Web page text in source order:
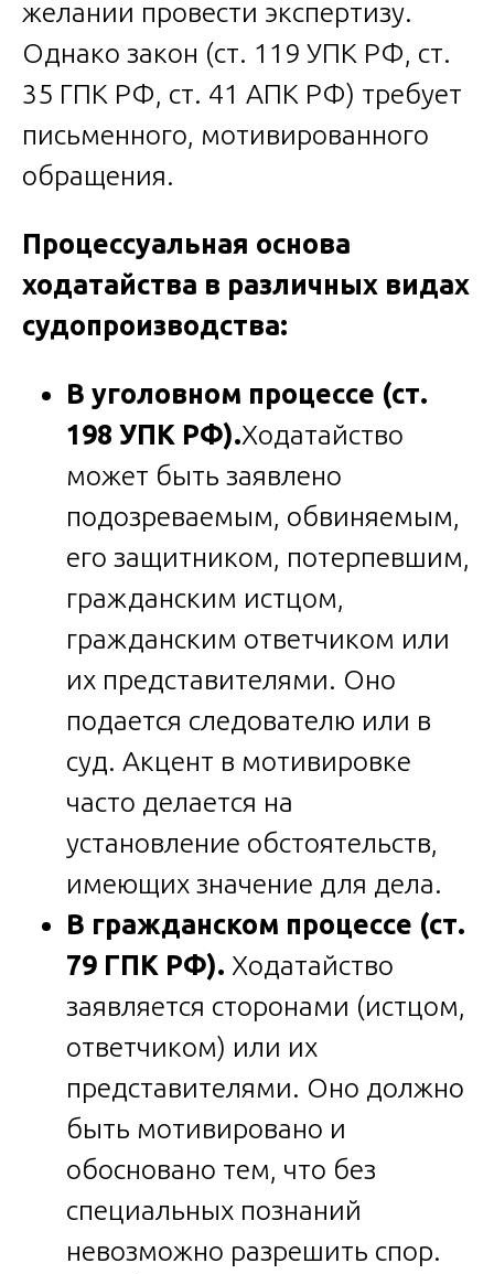
желании провести экспертизу.
Однако закон (ст. 119 УПК РФ, ст.
35 ГПК РФ, ст. 41 АПК РФ) требует
письменного, мотивированного
обращения.
Процессуальная основа
ходатайства в различных видах
судопроизводства:
В уголовном процессе (ст.
198 УПК РФ).Ходатайство
может быть заявлено
подозреваемым, обвиняемым,
его защитником, потерпевшим,
гражданским истцом,
гражданским ответчиком или
их представителями. Оно
подается следователю или в
суд. Акцент в мотивировке
часто делается на
установление обстоятельств,
имеющих значение для дела.
В гражданском процессе (ст.
79 ГПК РФ). Ходатайство
заявляется сторонами (истцом,
ответчиком) или их
представителями. Оно должно
быть мотивировано и
обосновано тем, что без
специальных познаний
невозможно разрешить спор.